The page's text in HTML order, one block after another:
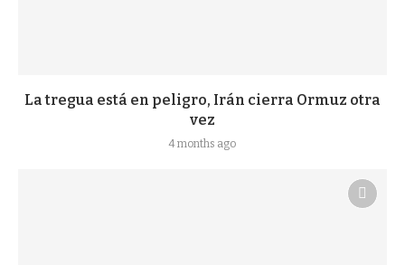
La tregua está en peligro, Irán cierra Ormuz otra
vez
4 months ago